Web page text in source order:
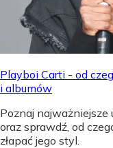
Playboi Carti - od
i albumów
Poznaj
oraz sprawdź, od
złapać jego styl.